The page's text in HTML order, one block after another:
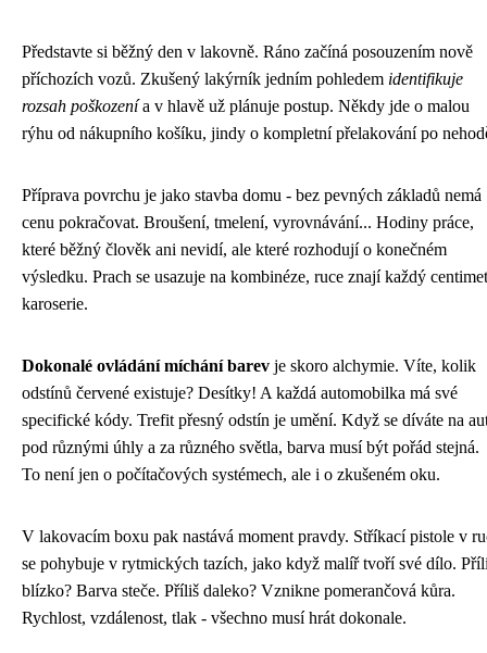
Představte si běžný den v lakovně. Ráno začíná posouzením nově
příchozích vozů. Zkušený lakýrník jedním pohledem identifikuje
rozsah poškozenía v hlavě už plánuje postup. Někdy jde o malou
rýhu od nákupního košíku, jindy o kompletní přelakování po
Příprava povrchu je jako stavba domu - bez pevných základů nemá
cenu pokračovat. Broušení, tmelení, vyrovnávání... Hodiny práce,
které běžný člověk ani nevidí, ale které rozhodují o konečném
výsledku. Prach se usazuje na kombinéze, ruce znají každý
karoserie.
Dokonalé ovládání míchání barev je skoro alchymie. Víte, kolik
odstínů červené existuje? Desítky! A každá automobilka má své
specifické kódy. Trefit přesný odstín je umění. Když se díváte na
pod různými úhly a za různého světla, barva musí být pořád stejná.
To není jen o počítačových systémech, ale i o zkušeném oku.
V lakovacím boxu pak nastává moment pravdy. Stříkací pistole v
se pohybuje v rytmických tazích, jako když malíř tvoří své dílo.
blízko? Barva steče. Příliš daleko? Vznikne pomerančová kůra.
Rychlost, vzdálenost, tlak - všechno musí hrát dokonale.